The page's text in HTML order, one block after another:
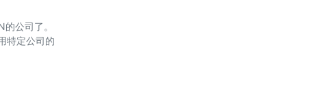
公司了。
特定公司的